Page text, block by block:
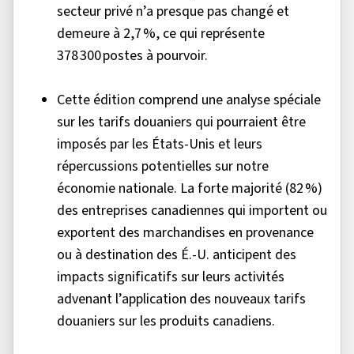
secteur privé n’a presque pas changé et
demeure à 2,7 %, ce qui représente
378 300 postes à pourvoir.
Cette édition comprend une analyse spéciale
sur les tarifs douaniers qui pourraient être
imposés par les États-Unis et leurs
répercussions potentielles sur notre
économie nationale. La forte majorité (82 %)
des entreprises canadiennes qui importent ou
exportent des marchandises en provenance
ou à destination des É.-U. anticipent des
impacts significatifs sur leurs activités
advenant l’application des nouveaux tarifs
douaniers sur les produits canadiens.